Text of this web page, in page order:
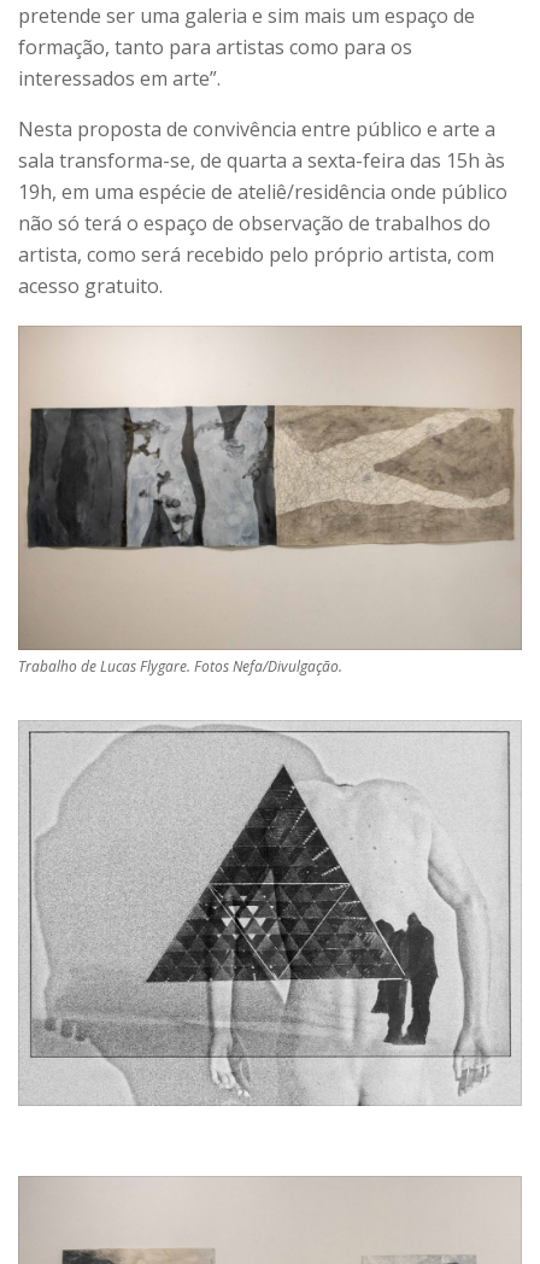
pretende ser uma galeria e sim mais um espaço de
formação, tanto para artistas como para os
interessados em arte”.
Nesta proposta de convivência entre público e arte a
sala transforma-se, de quarta a sexta-feira das 15h às
19h, em uma espécie de ateliê/residência onde público
não só terá o espaço de observação de trabalhos do
artista, como será recebido pelo próprio artista, com
acesso gratuito.
Trabalho de Lucas Flygare. Fotos Nefa/Divulgação.